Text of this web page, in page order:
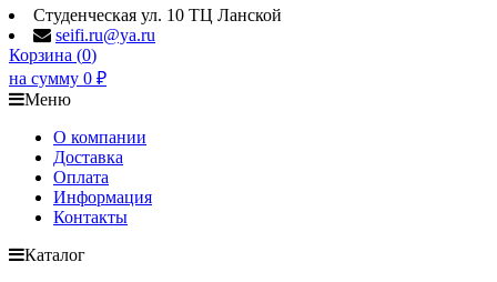
Студенческая ул. 10 ТЦ Ланской
seifi.ru@ya.ru
Корзина (0)
на сумму 0 ₽
Меню
О компании
Доставка
Оплата
Информация
Контакты
Каталог